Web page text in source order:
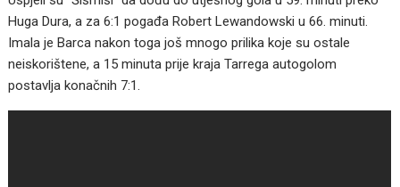
Huga Dura, a za 6:1 pogađa Robert Lewandowski u 66. minuti.
Imala je Barca nakon toga još mnogo prilika koje su ostale
neiskorištene, a 15 minuta prije kraja Tarrega autogolom
postavlja konačnih 7:1.